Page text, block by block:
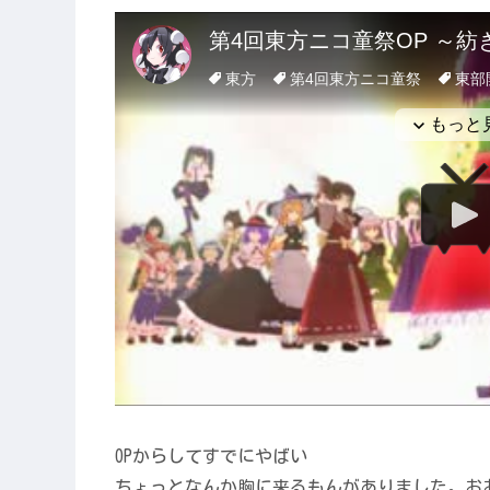
OPからしてすでにやばい